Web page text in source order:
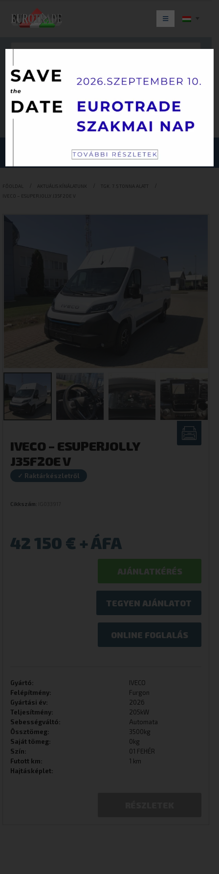
Keresés
JÁRMŰKATEGÓRIÁINK
FŐOLDAL AKTUÁLIS KÍNÁLATUNK
TGK. 7.5 TONNA ALATT
IVECO – ESUPERJOLLY J35F20E V
IVECO – ESUPERJOLLY
J35F20E V
✓ Raktárkészletről
Cikkszám:
42 150 €
AJÁNLATKÉRÉS
TEGYEN AJÁNLATOT
ONLINE FOGLALÁS
Gyártó:
IVECO
Felépítmény:
Furgon
Gyártási év:
2026
Teljesítmény:
205kW
Sebességváltó:
Automata
Össztömeg:
3500kg
Saját tömeg:
0kg
Szín:
01 FEHÉR
Futott km:
1 km
Hajtásképlet: